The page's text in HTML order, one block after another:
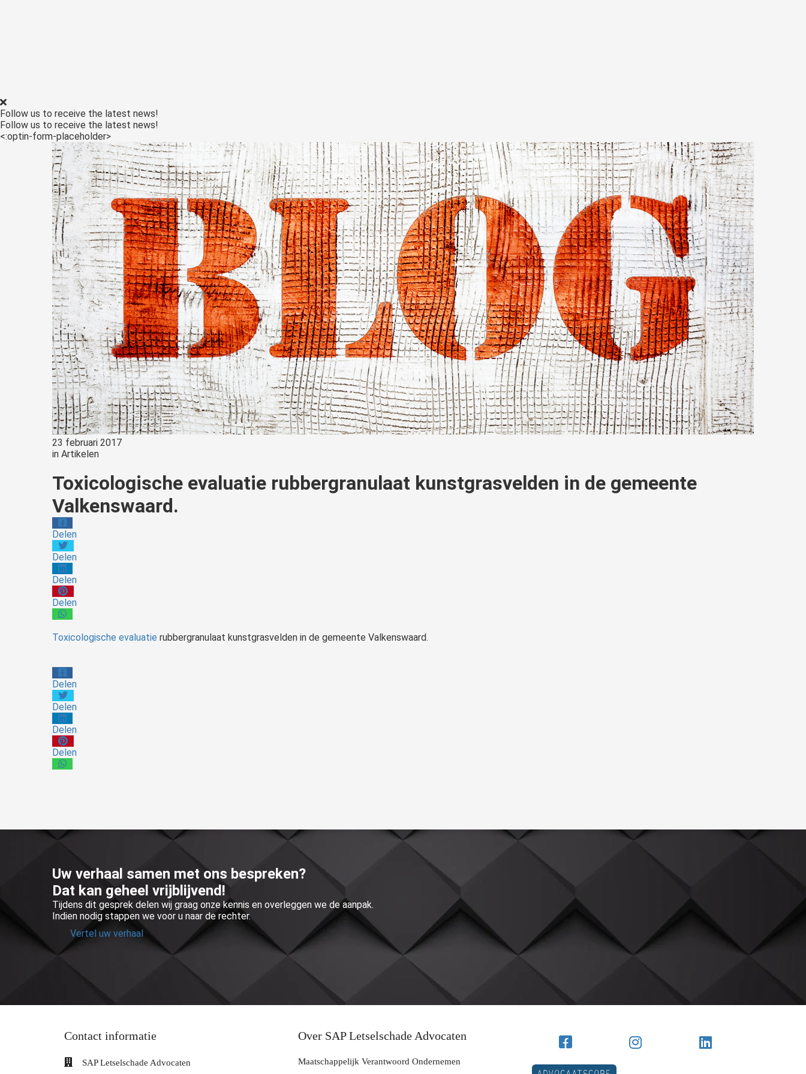
Follow us to receive the latest news!
Follow us to receive the latest news!
<:optin-form-placeholder>
23 februari 2017
in Artikelen
Toxicologische evaluatie rubbergranulaat kunstgrasvelden in de gemeente
Valkenswaard.
Delen
Delen
Delen
Delen
Toxicologische evaluatie rubbergranulaat kunstgrasvelden in de gemeente Valkenswaard.
Delen
Delen
Delen
Delen
Uw verhaal samen met ons bespreken?
Dat kan geheel vrijblijvend!
Tijdens dit gesprek delen wij graag onze kennis en overleggen we de aanpak.
Indien nodig stappen we voor u naar de rechter.
Vertel uw verhaal
Contact informatie
SAP Letselschade Advocaten
Over SAP Letselschade Advocaten
Maatschappelijk Verantwoord Ondernemen